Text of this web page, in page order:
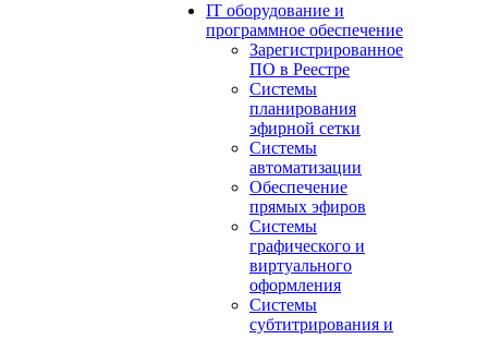
IT оборудование и
программное обеспечение
Зарегистрированное
ПО в Реестре
Системы
планирования
эфирной сетки
Системы
автоматизации
Обеспечение
прямых эфиров
Системы
графического и
виртуального
оформления
Системы
субтитрирования и